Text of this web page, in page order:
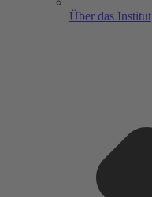
Über das Institut